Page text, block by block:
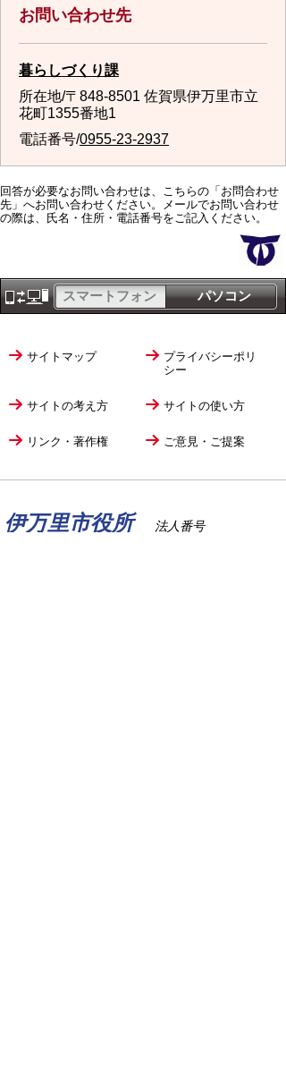
お問い合わせ先
暮らしづくり課
所在地/〒848-8501 佐賀県伊万里市立
花町1355番地1
電話番号/0955-23-2937
回答が必要なお問い合わせは、こちらの「お問合わせ
先」へお問い合わせください。メールでお問い合わせ
の際は、氏名・住所・電話番号をご記入ください。
パソコン
スマートフォン
サイトマップ
プライバシーポリ
シー
サイトの考え方 サイトの使い方
リンク・著作権 ご意見・ご提案
伊万里市役所
法人番号